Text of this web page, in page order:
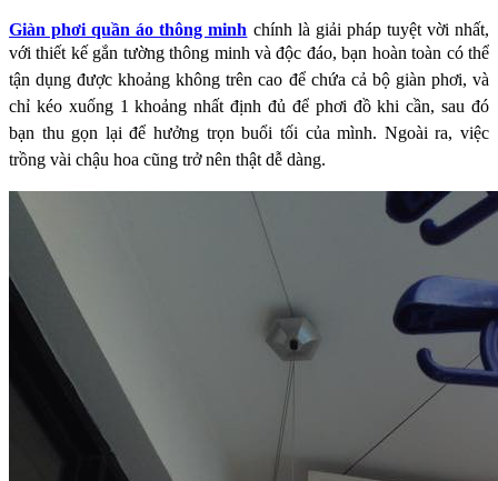
Giàn phơi quần áo thông minh chính là giải pháp tuyệt vời nhất,
với thiết kế gắn tường thông minh và độc đáo, bạn hoàn toàn có thể
tận dụng được khoảng không trên cao để chứa cả bộ giàn phơi, và
chỉ kéo xuống 1 khoảng nhất định đủ để phơi đồ khi cần, sau đó
bạn thu gọn lại đểhưởng trọn buổi tối của mình. Ngoài ra, việc
trồng vài chậu hoa cũng trở nên thật dễ dàng.